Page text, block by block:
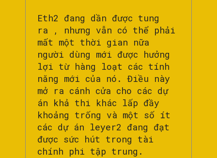
Eth2 đang dần được tung
ra , nhưng vẫn có thể phải
mất một thời gian nữa
người dùng mới được hưởng
lợi từ hàng loạt các tính
năng mới của nó. Điều này
mở ra cánh cửa cho các dự
án khả thi khác lấp đầy
khoảng trống và một số ít
các dự án leyer2 đang đạt
được sức hút trong tài
chính phi tập trung.